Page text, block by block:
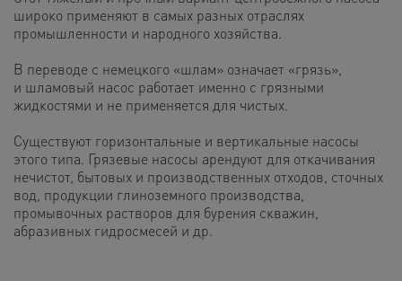
широко применяют в самых разных отраслях
промышленности и народного хозяйства.
В переводе с немецкого «шлам» означает «грязь»,
и шламовый насос работает именно с грязными
жидкостями и не применяется для чистых.
Существуют горизонтальные и вертикальные насосы
этого типа. Грязевые насосы арендуют для откачивания
нечистот, бытовых и производственных отходов, сточных
вод, продукции глиноземного производства,
промывочных растворов для бурения скважин,
абразивных гидросмесей и др.